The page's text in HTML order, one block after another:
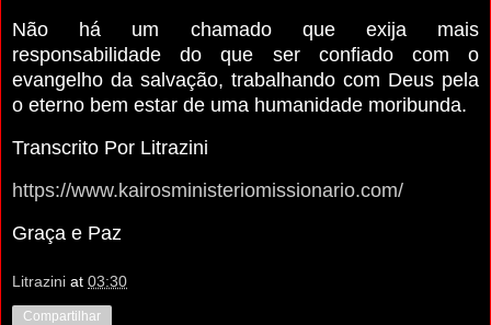
Não há um chamado que exija mais
responsabilidade do que ser confiado com o
evangelho da salvação, trabalhando com Deus pela
o eterno bem estar de uma humanidade moribunda.
Transcrito Por Litrazini
https://www.kairosministeriomissionario.com/
Graça e Paz
Litrazini at 03:30
Compartilhar